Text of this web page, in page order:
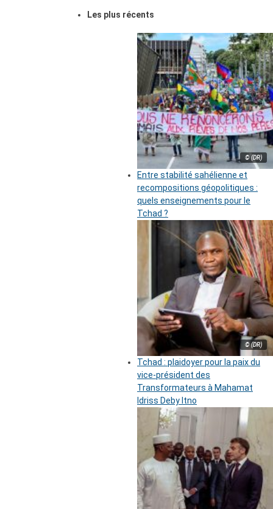
Les plus récents
© (DR)
Entre stabilité sahélienne et
recompositions géopolitiques :
quels enseignements pour le
Tchad ?
© (DR)
Tchad : plaidoyer pour la paix du
vice-président des
Transformateurs à Mahamat
Idriss Deby Itno